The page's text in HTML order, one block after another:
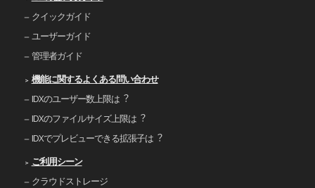
クイックガイド
ユーザーガイド
管理者ガイド
機能に関するよくある問い合わせ
IDXのユーザー数上限は︖
IDXのファイルサイズ上限は︖
IDXでプレビューできる拡張⼦は︖
ご利⽤シーン
クラウドストレージ